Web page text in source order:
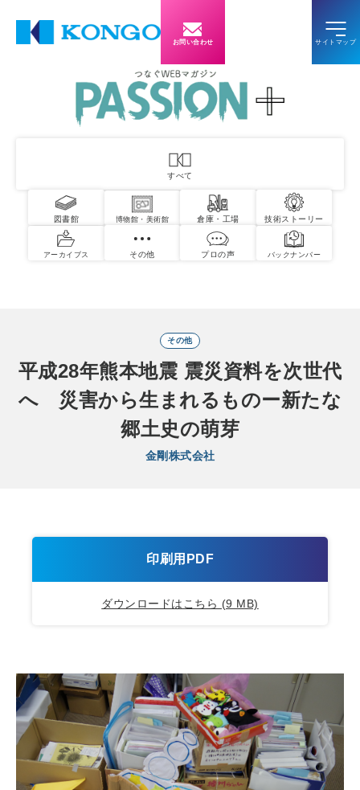
お問い合わせ
すべて
図書館 博物館・美術館 倉庫・工場 技術ストーリー
アーカイブス その他 プロの声 バックナンバー
その他
平成28年熊本地震 震災資料を次世代
へ 災害から生まれるものー新たな
郷土史の萌芽
金剛株式会社
印刷用PDF
ダウンロードはこちら (9 MB)